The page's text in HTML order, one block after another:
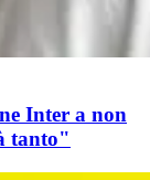
Inter a non
tanto"